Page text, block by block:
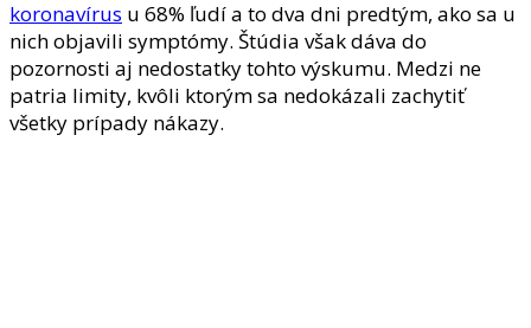
koronavírus u 68% ľudí a to dva dni predtým, ako sa u
nich objavili symptómy. Štúdia však dáva do
pozornosti aj nedostatky tohto výskumu. Medzi ne
patria limity, kvôli ktorým sa nedokázali zachytiť
všetky prípady nákazy.